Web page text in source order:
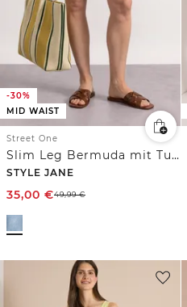
-30%
MID WAIST
Street One
Slim Leg Bermuda mit Turn-Up-Detail
STYLE JANE
35,00 €49,99€